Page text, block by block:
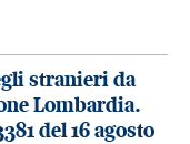
stranieri da
Lombardia.
del 16 agosto